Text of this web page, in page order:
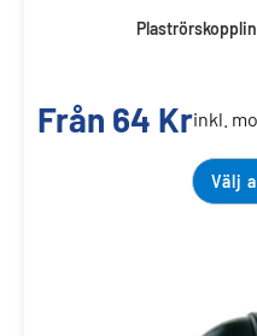
Från 64 Krinkl.
Välj